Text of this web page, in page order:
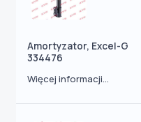
Amortyzator, Excel-G
334476
Więcej informacji...